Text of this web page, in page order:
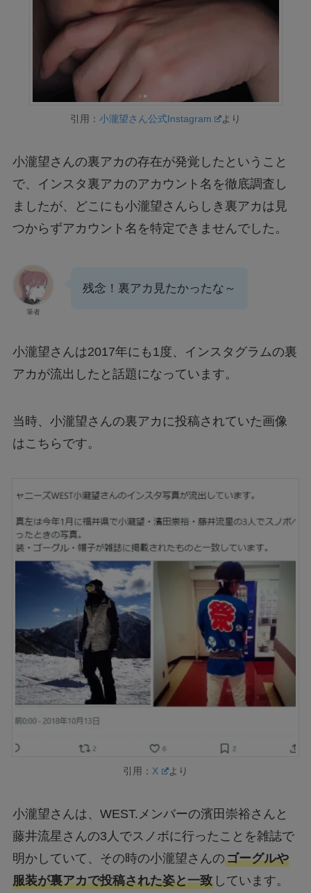
引用： 小瀧望さん公式Instagram より
小瀧望さんの裏アカの存在が発覚したということ
で、インスタ裏アカのアカウント名を徹底調査し
ましたが、どこにも小瀧望さんらしき裏アカは見
つからずアカウント名を特定できませんでした。
筆者
残念！裏アカ見たかったな～
小瀧望さんは2017年にも1度、インスタグラムの裏
アカが流出したと話題になっています。
当時、小瀧望さんの裏アカに投稿されていた画像
はこちらです。
引用：X より
小瀧望さんは、WEST.メンバーの濱田崇裕さんと
藤井流星さんの3人でスノボに行ったことを雑誌で
明かしていて、その時の小瀧望さんのゴーグルや
服装が裏アカで投稿された姿と一致しています。